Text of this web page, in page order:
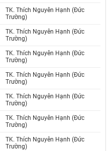
TK. Thích Nguyên Hạnh (Đức
Trường)
TK. Thích Nguyên Hạnh (Đức
Trường)
TK. Thích Nguyên Hạnh (Đức
Trường)
TK. Thích Nguyên Hạnh (Đức
Trường)
TK. Thích Nguyên Hạnh (Đức
Trường)
TK. Thích Nguyên Hạnh (Đức
Trường)
TK. Thích Nguyên Hạnh (Đức
Trường)